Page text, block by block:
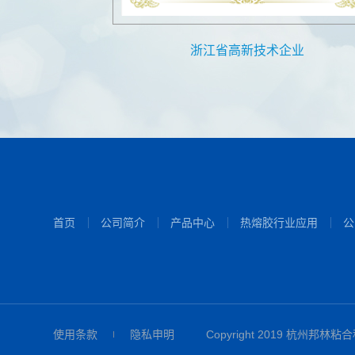
浙江省高新技术企业
首页 公司简介 产品中心 热熔胶行业应用
使用条款 隐私申明 Copyright 2019 杭州邦林粘